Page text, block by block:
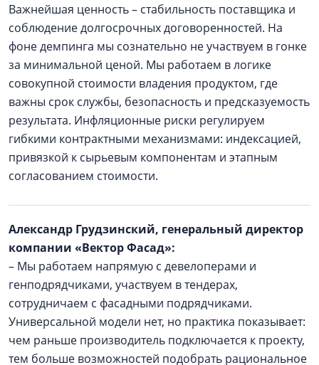
Важнейшая ценность – стабильность поставщика и
соблюдение долгосрочных договоренностей. На
фоне демпинга мы сознательно не участвуем в гонке
за минимальной ценой. Мы работаем в логике
совокупной стоимости владения продуктом, где
важны срок службы, безопасность и предсказуемость
результата. Инфляционные риски регулируем
гибкими контрактными механизмами: индексацией,
привязкой к сырьевым компонентам и этапным
согласованием стоимости.
Александр Грудзинский, генеральный директор
компании «Вектор Фасад»:
– Мы работаем напрямую с девелоперами и
генподрядчиками, участвуем в тендерах,
сотрудничаем с фасадными подрядчиками.
Универсальной модели нет, но практика показывает:
чем раньше производитель подключается к проекту,
тем больше возможностей подобрать рациональное